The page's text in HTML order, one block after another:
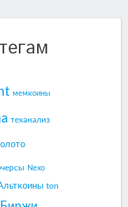
мемкоины
теханализ
Nexo
ton